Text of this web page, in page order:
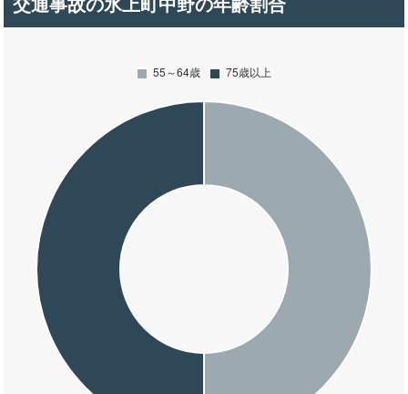
交通事故の氷上町中野の年齢割合